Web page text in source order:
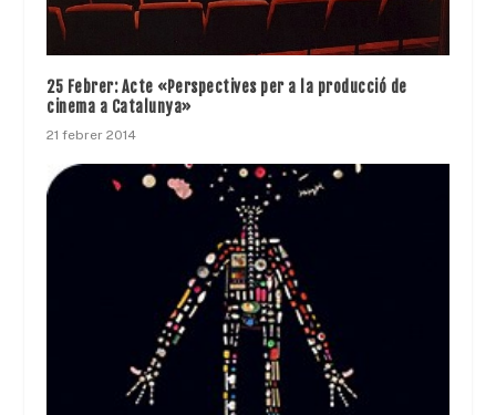
25 Febrer: Acte «Perspectives per a la producció de
cinema a Catalunya»
21 febrer 2014